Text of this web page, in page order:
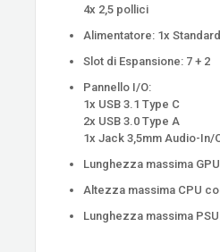
4x 2,5 pollici
Alimentatore: 1x
Slot di Espansione: 7 + 2
Pannello I/O:
1x USB 3.1 Type C
2x USB 3.0 Type A
1x Jack 3,5mm Audio-In/
Lunghezza massima
Altezza massima CPU
Lunghezza massima